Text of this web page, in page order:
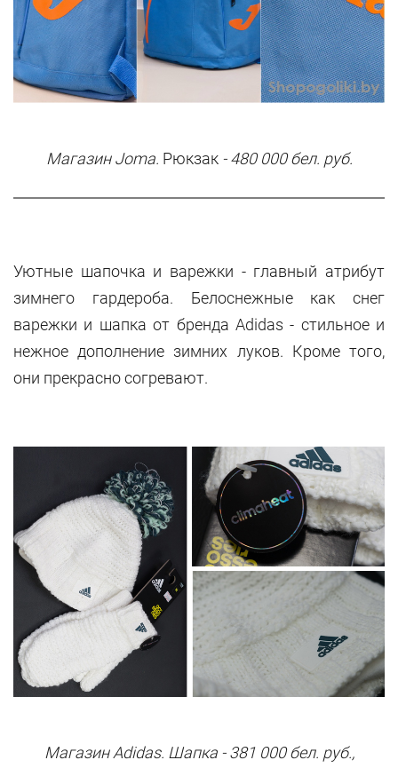
Магазин Joma. Рюкзак- 480 000 бел. руб.
Уютные шапочка и варежки - главный атрибут
зимнего гардероба. Белоснежные как снег
варежки и шапка от бренда Adidas - стильное и
нежное дополнение зимних луков. Кроме того,
они прекрасно согревают.
Магазин Adidas. Шапка- 381 000 бел. руб.,